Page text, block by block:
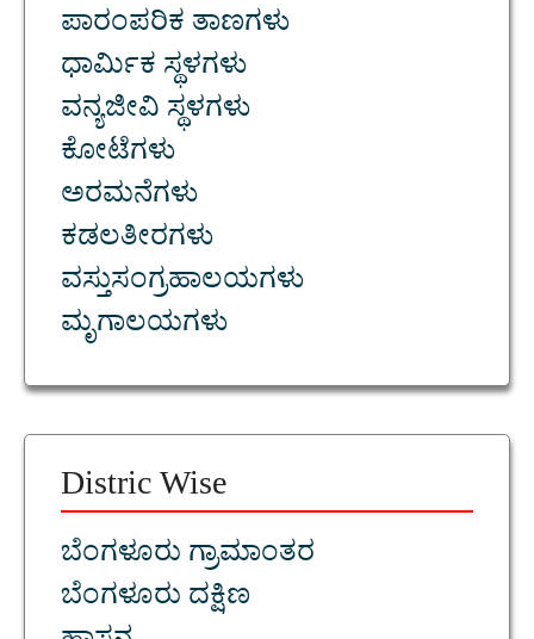
ಪಾರಂಪರಿಕ ತಾಣಗಳು
ಧಾರ್ಮಿಕ ಸ್ಥಳಗಳು
ವನ್ಯಜೀವಿ ಸ್ಥಳಗಳು
ಕೋಟೆಗಳು
ಅರಮನೆಗಳು
ಕಡಲತೀರಗಳು
ವಸ್ತುಸಂಗ್ರಹಾಲಯಗಳು
ಮೃಗಾಲಯಗಳು
Distric Wise
ಬೆಂಗಳೂರು ಗ್ರಾಮಾಂತರ
ಬೆಂಗಳೂರು ದಕ್ಷಿಣ